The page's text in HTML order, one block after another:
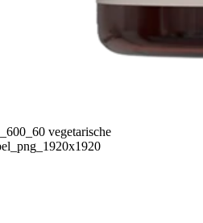
vegetarische